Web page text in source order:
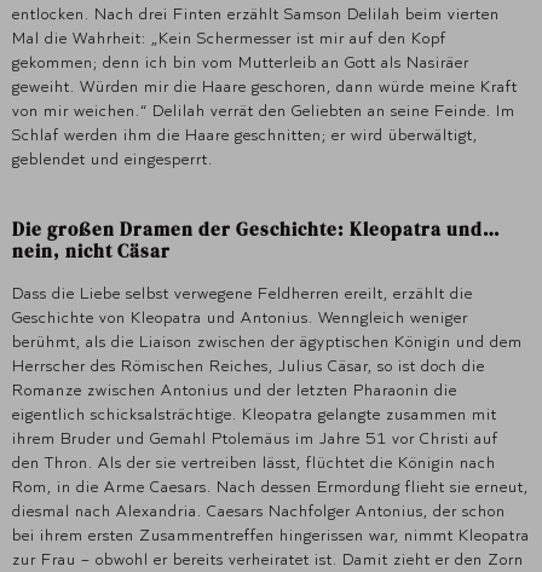
entlocken. Nach drei Finten erzählt Samson Delilah beim vierten
Mal die Wahrheit: „Kein Schermesser ist mir auf den Kopf
gekommen; denn ich bin vom Mutterleib an Gott als Nasiräer
geweiht. Würden mir die Haare geschoren, dann würde meine Kraft
von mir weichen.“ Delilah verrät den Geliebten an seine Feinde. Im
Schlaf werden ihm die Haare geschnitten; er wird überwältigt,
geblendet und eingesperrt.
Die großen Dramen der Geschichte: Kleopatra und…
nein, nicht Cäsar
Dass die Liebe selbst verwegene Feldherren ereilt, erzählt die
Geschichte von Kleopatra und Antonius. Wenngleich weniger
berühmt, als die Liaison zwischen der ägyptischen Königin und dem
Herrscher des Römischen Reiches, Julius Cäsar, so ist doch die
Romanze zwischen Antonius und der letzten Pharaonin die
eigentlich schicksalsträchtige. Kleopatra gelangte zusammen mit
ihrem Bruder und Gemahl Ptolemäus im Jahre 51 vor Christi auf
den Thron. Als der sie vertreiben lässt, flüchtet die Königin nach
Rom, in die Arme Caesars. Nach dessen Ermordung flieht sie erneut,
diesmal nach Alexandria. Caesars Nachfolger Antonius, der schon
bei ihrem ersten Zusammentreffen hingerissen war, nimmt Kleopatra
zur Frau – obwohl er bereits verheiratet ist. Damit zieht er den Zorn